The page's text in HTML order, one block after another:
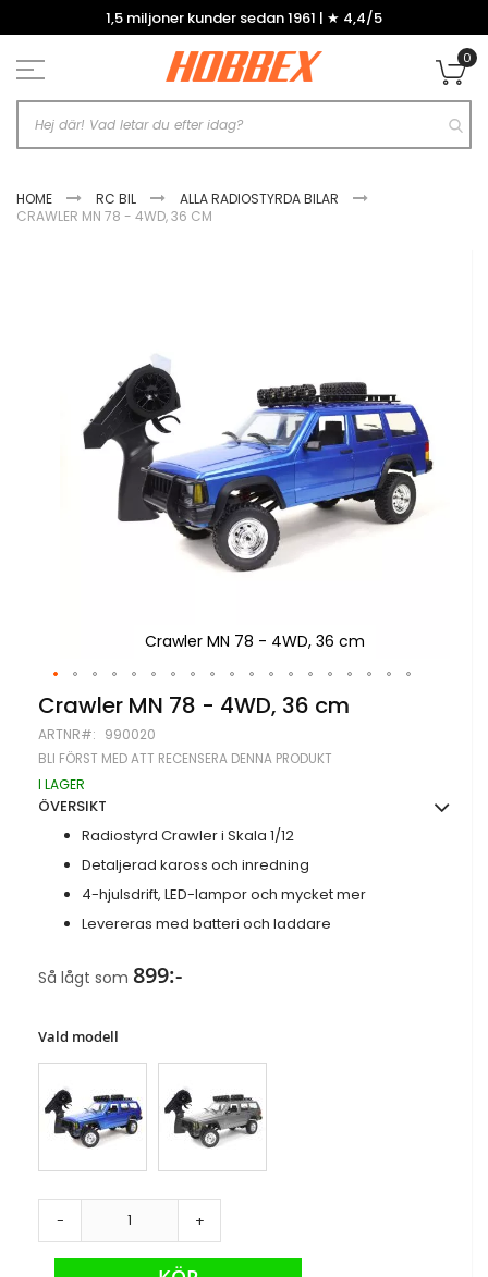
Hoppa
1,5 miljoner kunder sedan 1961 | ★ 4,4/5
0
HOME RC BIL
ALLA RADIOSTYRDA BILAR
CRAWLER MN 78 - 4WD, 36 CM
Crawler MN 78 - 4WD, 36 cm
Hoppa
till
början
av
Crawler MN 78 - 4WD, 36 cm
ARTNR 990020
BLI FÖRST MED ATT RECENSERA DENNA PRODUKT
I LAGER
ÖVERSIKT
Radiostyrd Crawler i Skala 1/12
Detaljerad kaross och inredning
4-hjulsdrift, LED-lampor och mycket mer
Levereras med batteri och laddare
Så lågt som 899:-
Vald modell
- +